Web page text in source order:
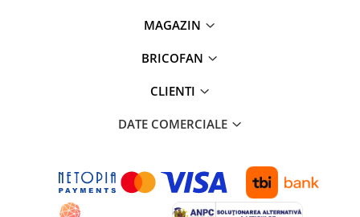
Aparate de spalat cu presiune
Articole si accesorii pentru baie
Baterii electrice
Baterii lavoar
MAGAZIN
BRICOFAN
CLIENTI
DATE COMERCIALE